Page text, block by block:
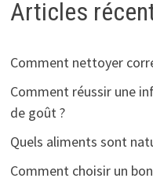
Articles
Comment nettoyer
Comment réussir une
de goût ?
Quels aliments sont
Comment choisir un